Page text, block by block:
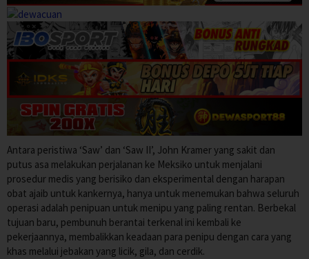
Antara peristiwa ‘Saw’ dan ‘Saw II’, John Kramer yang sakit dan
putus asa melakukan perjalanan ke Meksiko untuk menjalani
prosedur medis yang berisiko dan eksperimental dengan harapan
obat ajaib untuk kankernya, hanya untuk menemukan bahwa seluruh
operasi adalah penipuan untuk menipu yang paling rentan. Berbekal
tujuan baru, pembunuh berantai terkenal ini kembali ke
pekerjaannya, membalikkan keadaan para penipu dengan cara yang
khas melalui jebakan yang licik, gila, dan cerdik.